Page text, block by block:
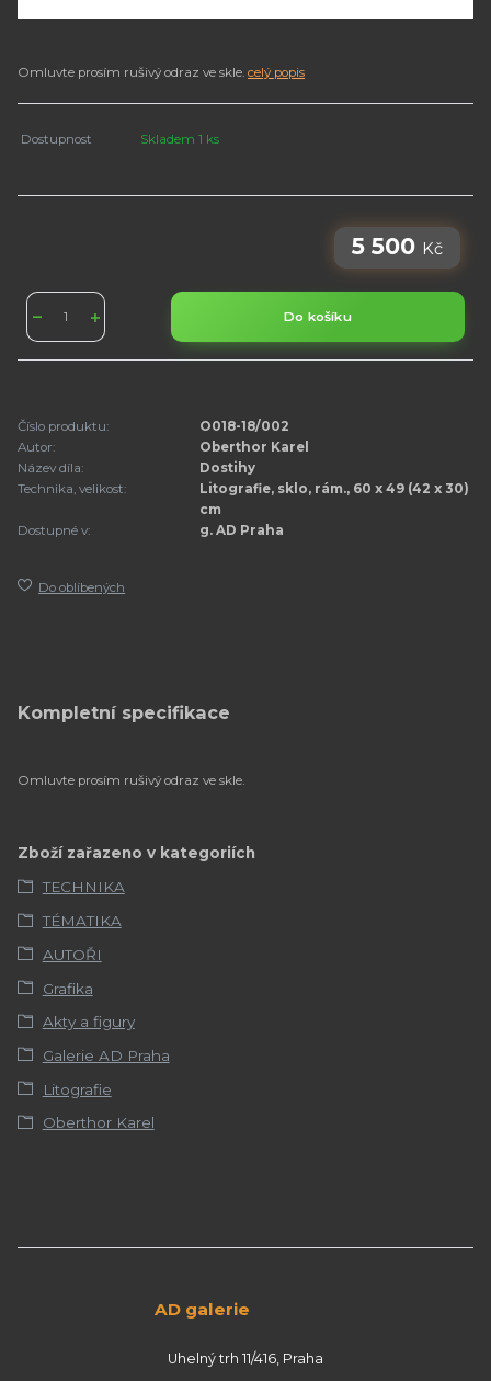
Omluvte prosím rušivý odraz ve skle. celý popis
Dostupnost Skladem 1 ks
5 500 Kč
Do košíku
Číslo produktu:
O018-18/002
Autor:
Oberthor Karel
Název díla:
Dostihy
Technika, velikost:
Litografie, sklo, rám., 60 x 49 (42 x 30)
cm
Dostupné v:
g. AD Praha
Do oblíbených
Kompletní specifikace
Omluvte prosím rušivý odraz ve skle.
Zboží zařazeno v kategoriích
TECHNIKA
TÉMATIKA
AUTOŘI
Grafika
Akty a figury
Galerie AD Praha
Litografie
Oberthor Karel
AD galerie
Uhelný trh 11/416, Praha